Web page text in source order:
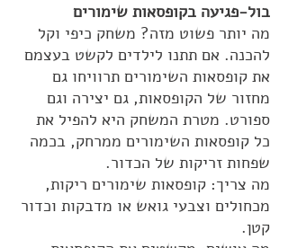
בול-פגיעה בקופסאות שימורים
מה יותר פשוט מזה? משחק כיפי וקל
להכנה. אם תתנו לילדים לקשט בעצמם
את קופסאות השימורים תרוויחו גם
מחזור של הקופסאות, גם יצירה וגם
ספורט. מטרת המשחק היא להפיל את
כל קופסאות השימורים ממרחק, בכמה
שפחות זריקות של הכדור.
מה צריך: קופסאות שימורים ריקות,
מכחולים וצבעי גואש או מדבקות וכדור
קטן.